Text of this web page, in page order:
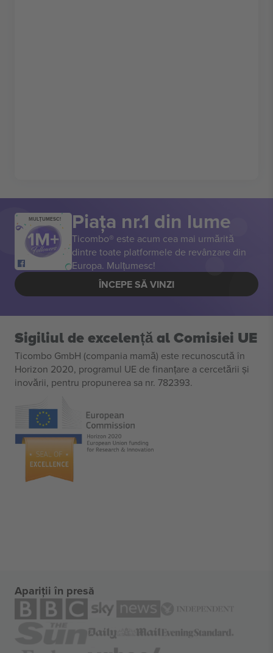
MULȚUMESC! Piața nr.1 din lume
Ticombo® este acum cea mai urmărită
dintre toate platformele de revânzare din
Europa. Mulțumesc!
ÎNCEPE SĂ VINZI
Sigiliul de excelență al Comisiei UE
Ticombo GmbH (compania mamă) este recunoscută în
Horizon 2020, programul UE de finanțare a cercetării și
inovării, pentru propunerea sa nr. 782393.
Apariții în presă